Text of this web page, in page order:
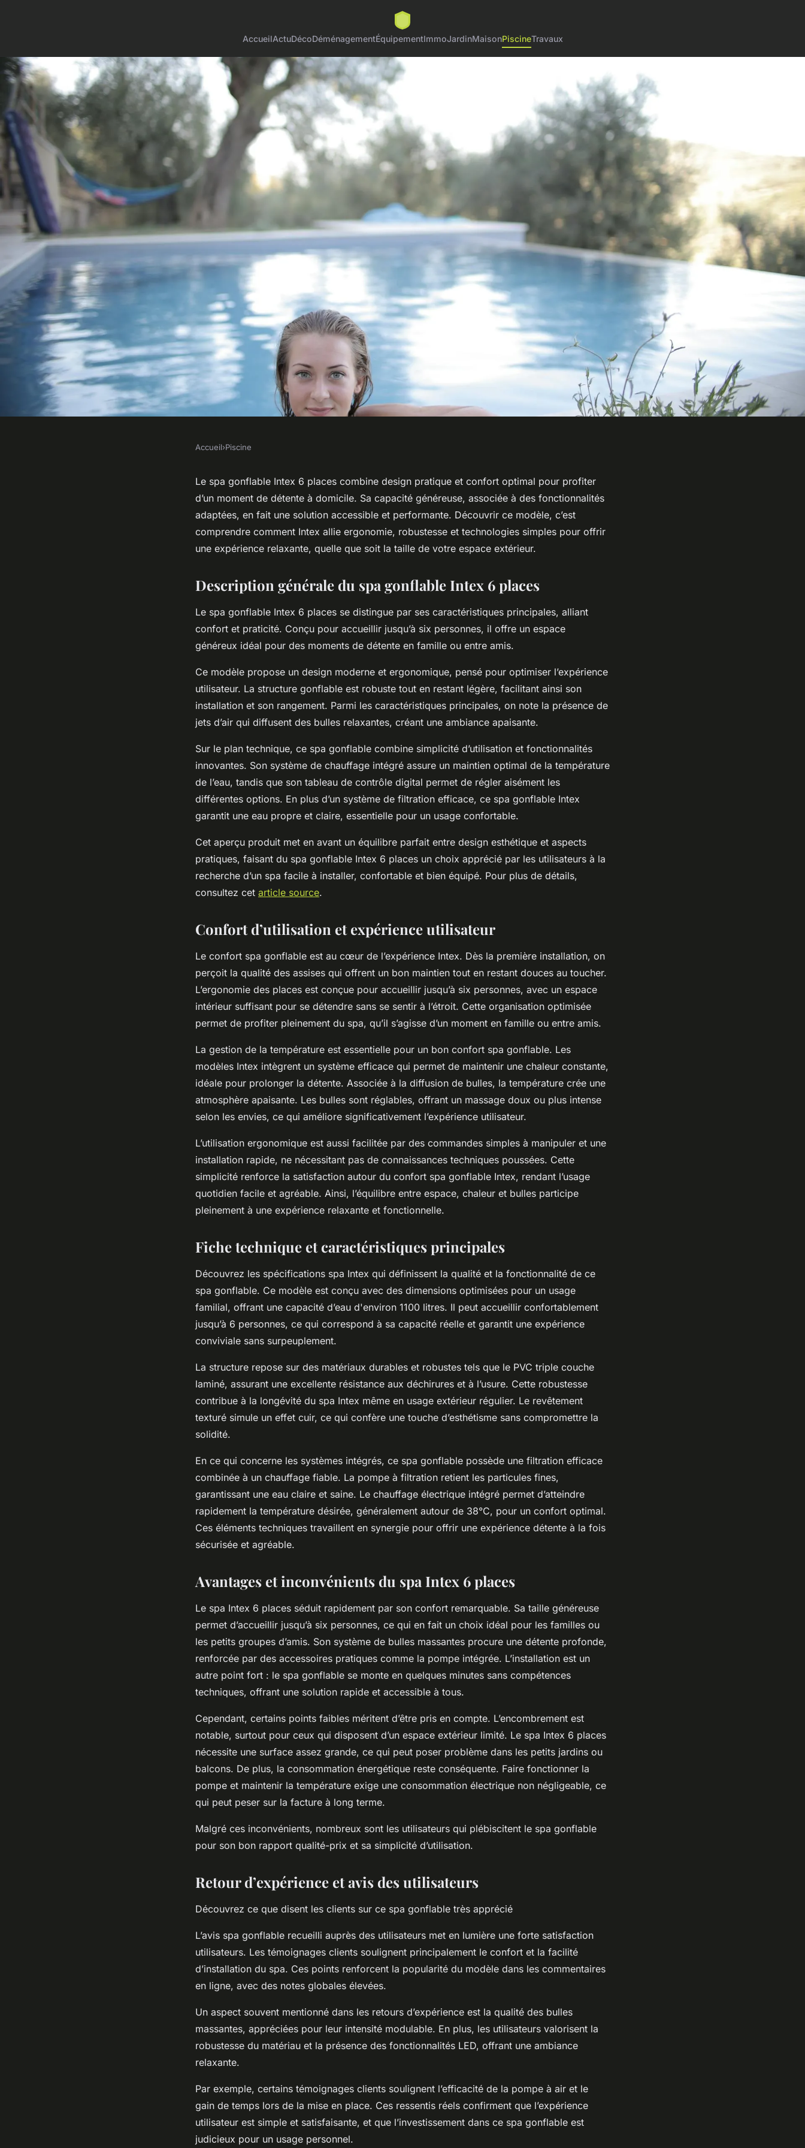
AccueilActuDécoDéménagementÉquipementImmoJardinMaisonPiscineTravaux
Découvrez le spa gonflable intex 6
places : confort et fonctionnalités
Accueil›Piscine
Le spa gonflable Intex 6 places combine design pratique et confort optimal pour profiter
d’un moment de détente à domicile. Sa capacité généreuse, associée à des fonctionnalités
adaptées, en fait une solution accessible et performante. Découvrir ce modèle, c’est
comprendre comment Intex allie ergonomie, robustesse et technologies simples pour offrir
une expérience relaxante, quelle que soit la taille de votre espace extérieur.
Description générale du spa gonflable Intex 6 places
Le spa gonflable Intex 6 places se distingue par ses caractéristiques principales, alliant
confort et praticité. Conçu pour accueillir jusqu’à six personnes, il offre un espace
généreux idéal pour des moments de détente en famille ou entre amis.
Ce modèle propose un design moderne et ergonomique, pensé pour optimiser l’expérience
utilisateur. La structure gonflable est robuste tout en restant légère, facilitant ainsi son
installation et son rangement. Parmi les caractéristiques principales, on note la présence de
jets d’air qui diffusent des bulles relaxantes, créant une ambiance apaisante.
Sur le plan technique, ce spa gonflable combine simplicité d’utilisation et fonctionnalités
innovantes. Son système de chauffage intégré assure un maintien optimal de la température
de l’eau, tandis que son tableau de contrôle digital permet de régler aisément les
différentes options. En plus d’un système de filtration efficace, ce spa gonflable Intex
garantit une eau propre et claire, essentielle pour un usage confortable.
Cet aperçu produit met en avant un équilibre parfait entre design esthétique et aspects
pratiques, faisant du spa gonflable Intex 6 places un choix apprécié par les utilisateurs à la
recherche d’un spa facile à installer, confortable et bien équipé. Pour plus de détails,
consultez cet article source.
Confort d’utilisation et expérience utilisateur
Le confort spa gonflable est au cœur de l’expérience Intex. Dès la première installation, on
perçoit la qualité des assises qui offrent un bon maintien tout en restant douces au toucher.
L’ergonomie des places est conçue pour accueillir jusqu’à six personnes, avec un espace
intérieur suffisant pour se détendre sans se sentir à l’étroit. Cette organisation optimisée
permet de profiter pleinement du spa, qu’il s’agisse d’un moment en famille ou entre amis.
La gestion de la température est essentielle pour un bon confort spa gonflable. Les
modèles Intex intègrent un système efficace qui permet de maintenir une chaleur constante,
idéale pour prolonger la détente. Associée à la diffusion de bulles, la température crée une
atmosphère apaisante. Les bulles sont réglables, offrant un massage doux ou plus intense
selon les envies, ce qui améliore significativement l’expérience utilisateur.
L’utilisation ergonomique est aussi facilitée par des commandes simples à manipuler et une
installation rapide, ne nécessitant pas de connaissances techniques poussées. Cette
simplicité renforce la satisfaction autour du confort spa gonflable Intex, rendant l’usage
quotidien facile et agréable. Ainsi, l’équilibre entre espace, chaleur et bulles participe
pleinement à une expérience relaxante et fonctionnelle.
Fiche technique et caractéristiques principales
Découvrez les spécifications spa Intex qui définissent la qualité et la fonctionnalité de ce
spa gonflable. Ce modèle est conçu avec des dimensions optimisées pour un usage
familial, offrant une capacité d’eau d'environ 1100 litres. Il peut accueillir confortablement
jusqu’à 6 personnes, ce qui correspond à sa capacité réelle et garantit une expérience
conviviale sans surpeuplement.
La structure repose sur des matériaux durables et robustes tels que le PVC triple couche
laminé, assurant une excellente résistance aux déchirures et à l’usure. Cette robustesse
contribue à la longévité du spa Intex même en usage extérieur régulier. Le revêtement
texturé simule un effet cuir, ce qui confère une touche d’esthétisme sans compromettre la
solidité.
En ce qui concerne les systèmes intégrés, ce spa gonflable possède une filtration efficace
combinée à un chauffage fiable. La pompe à filtration retient les particules fines,
garantissant une eau claire et saine. Le chauffage électrique intégré permet d’atteindre
rapidement la température désirée, généralement autour de 38°C, pour un confort optimal.
Ces éléments techniques travaillent en synergie pour offrir une expérience détente à la fois
sécurisée et agréable.
Avantages et inconvénients du spa Intex 6 places
Le spa Intex 6 places séduit rapidement par son confort remarquable. Sa taille généreuse
permet d’accueillir jusqu’à six personnes, ce qui en fait un choix idéal pour les familles ou
les petits groupes d’amis. Son système de bulles massantes procure une détente profonde,
renforcée par des accessoires pratiques comme la pompe intégrée. L’installation est un
autre point fort : le spa gonflable se monte en quelques minutes sans compétences
techniques, offrant une solution rapide et accessible à tous.
Cependant, certains points faibles méritent d’être pris en compte. L’encombrement est
notable, surtout pour ceux qui disposent d’un espace extérieur limité. Le spa Intex 6 places
nécessite une surface assez grande, ce qui peut poser problème dans les petits jardins ou
balcons. De plus, la consommation énergétique reste conséquente. Faire fonctionner la
pompe et maintenir la température exige une consommation électrique non négligeable, ce
qui peut peser sur la facture à long terme.
Malgré ces inconvénients, nombreux sont les utilisateurs qui plébiscitent le spa gonflable
pour son bon rapport qualité-prix et sa simplicité d’utilisation.
Retour d’expérience et avis des utilisateurs
Découvrez ce que disent les clients sur ce spa gonflable très apprécié
L’avis spa gonflable recueilli auprès des utilisateurs met en lumière une forte satisfaction
utilisateurs. Les témoignages clients soulignent principalement le confort et la facilité
d’installation du spa. Ces points renforcent la popularité du modèle dans les commentaires
en ligne, avec des notes globales élevées.
Un aspect souvent mentionné dans les retours d’expérience est la qualité des bulles
massantes, appréciées pour leur intensité modulable. En plus, les utilisateurs valorisent la
robustesse du matériau et la présence des fonctionnalités LED, offrant une ambiance
relaxante.
Par exemple, certains témoignages clients soulignent l’efficacité de la pompe à air et le
gain de temps lors de la mise en place. Ces ressentis réels confirment que l’expérience
utilisateur est simple et satisfaisante, et que l’investissement dans ce spa gonflable est
judicieux pour un usage personnel.